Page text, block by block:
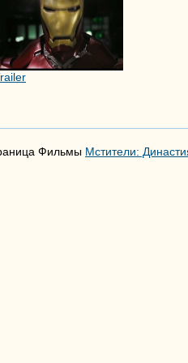
Фильмы Мстители: